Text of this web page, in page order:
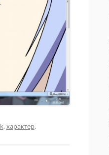
,характер.